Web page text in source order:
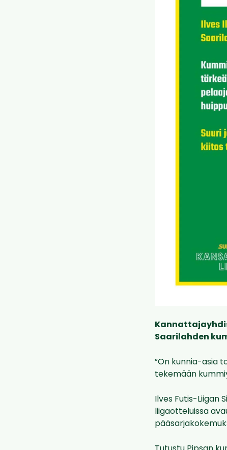
Saarilahden
”On kunnia-asia
tekemään
Ilves Futis-Liigan
liigaotteluissa